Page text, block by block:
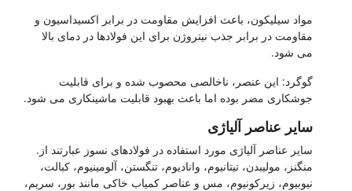
مواد سیلیکون، باعث افزایش مقاومت در برابر اکسیداسیون و
مقاومت در برابر جذب نیتروژن برای این فولادها در دمای بالا
می شود.
گوگرد: این عنصر، ناخالصی محصوب شده و برای قابلیت
جوشکاری مضر بوده اما باعث بهبود قابلیت ماشینکاری می شود.
سایر عناصر آلیاژی
سایر عناصر آلیاژی مورد استفاده در فولادهای نسوز عبارتند از.
منگنز، مولیبدن، تیتانیوم، وانادیوم، تنگستن، آلومینیوم، کبالت،
نیوبیوم، زیرکونیوم، مس و عناصر کمیاب خاکی مانند بور، سریم،